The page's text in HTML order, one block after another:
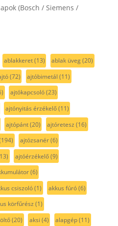
(Bosch / Siemens /
ablakkeret(13) ablak üveg(20)
(72) ajtóbimetál (11)
ajtókapcsoló(23)
ajtónyitás érzékelő(11)
ajtópánt(20) ajtóretesz (16)
ajtózsanér(6)
ajtóérzékelő(9)
(6)
csiszoló(1) akkus fúró(6)
körfűrész (1)
(20) aksi (4) alapgép(11)